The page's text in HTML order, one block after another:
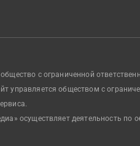
с ограниченной
управляется обществом с
осуществляет деятельность